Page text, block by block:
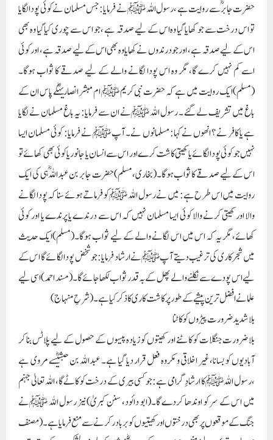
حضرت جابرؓسے روایت ہے ، رسول اللہ ﷺ نے فرمایا: جس مسلمان نے کوئی پودا لگایا
تو اس درخت سے جو کھایا گیا وہ اس کے لیے صدقہ ہے ، جو اس سے چوری کیا گیا وہ بھی
اس کے لیے صدقہ ہے ، اور جو درندوں نے کھایا وہ بھی اس کے لیے صدقہ ہے ، اور کوئی
اسے کم نہیں کرے گا، مگر وہ اس پودا لگانے والے کے لیے صدقے کا ثواب ہوگا۔
(مسلم)ایک روایت میں ہے کہ حضرت نبی کریم ﷺ ام مبشر انصاریہؓکے پاس ان کے
باغ میں تشریف لے گئے ۔ رسول اللہ ﷺ نے ان سے فرمایا: یہ باغ مسلمان نے لگایا
ہے یا کافر نے ؟ انھوں نے کہا: مسلمانوں نے۔ آپ ﷺ نے فرمایا: کوئی مسلمان ایسا
نہیں جو کوئی پودا لگائے یا کھیتی کاشت کرے اور اس سے انسان یا جانور یا کوئی بھی کھائے تو
اس کے لیے صدقے کا ثواب ہوگا۔(بخاری،مسلم)حضرت جابر بن عبداللہؓ ہی کی ایک
روایت میں اس طرح ہے: میں نے رسول اللہ ﷺ کو فرماتے ہوئے سنا کہ پودا لگانے
والا اور کھیتی کرنے والا کوئی ایسا مسلمان نہیں کہ اس سے درندے یا پرندے یا اور کوئی
کھائے، مگر یہ کہ اس میں اس لگانے والے کے لیے ثواب ہوگا۔(مسلم)ایک حدیث
میں شجرکاری کی ترغیب دیتے آپ ﷺنے ارشاد فرمایا:جو شخض پودا لگائے گا اس کے
لیے اس پودے سے نکلنے والے پھل کے بہ قدر ثواب لکھاجائےگا۔(مسند احمد)اسی لیے
علما نے افضل ترین پیشے کے طور پر کاشت کاری کا ذکر کیا ہے۔(شرحِ منہاج)
بلا شدید ضرورت پیڑوں کو کاٹنا
بلا ضرورت جنگلات کو کاٹنے اور کھیتوں کو زیادہ پیسوں کے حصول کے لیے پلاٹس بنا کر
آبادیوں کو بسانا، غیر اخلاقی و مکروہ فعل قرار دیا گیا ہے۔ عبداللہ بن حبشیؓسے مروی ہے
،رسول اللہﷺ کا ارشادِ گرامی ہے :جو کسی بیری کے درخت کو کاٹے گا، اللہ تعالیٰ جہنم
میں اس کے سر کو اوندھا کردے گا۔(ابو دائود، سنن کبریٰ)نیز رسول اللہ ﷺنے
جنگ کے موقعوں پر بھی درختوں اور کھیتیوں کو بربادر کرنے سے منع فرمایاہے۔(مصنف